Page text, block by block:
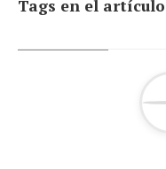
Tags en el